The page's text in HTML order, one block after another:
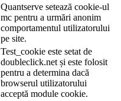
Quantserve setează cookie-ul
mc pentru a urmări anonim
comportamentul utilizatorului
pe site.
Test_cookie este setat de
doubleclick.net și este folosit
pentru a determina dacă
browserul utilizatorului
acceptă module cookie.